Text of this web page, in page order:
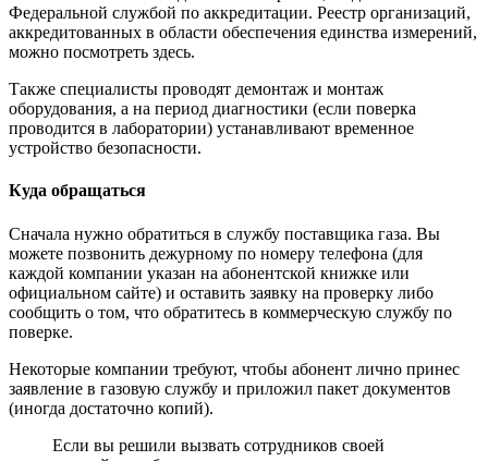
Федеральной службой по аккредитации. Реестр организаций,
аккредитованных в области обеспечения единства измерений,
можно посмотреть здесь.
Также специалисты проводят демонтаж и монтаж
оборудования, а на период диагностики (если поверка
проводится в лаборатории) устанавливают временное
устройство безопасности.
Куда обращаться
Сначала нужно обратиться в службу поставщика газа. Вы
можете позвонить дежурному по номеру телефона (для
каждой компании указан на абонентской книжке или
официальном сайте) и оставить заявку на проверку либо
сообщить о том, что обратитесь в коммерческую службу по
поверке.
Некоторые компании требуют, чтобы абонент лично принес
заявление в газовую службу и приложил пакет документов
(иногда достаточно копий).
Если вы решили вызвать сотрудников своей